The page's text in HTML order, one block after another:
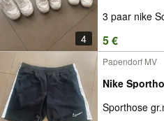
4
3 paar nike
5 €
Papendorf MV
Nike
Sporthose